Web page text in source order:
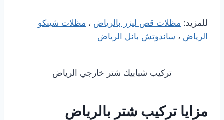
للمزيد: مظلات قص ليزر بالرياض ، مظلات شينكو
الرياض ، ساندوتش بانل الرياض
تركيب شبابيك شتر خارجي الرياض
مزايا تركيب شتر بالرياض